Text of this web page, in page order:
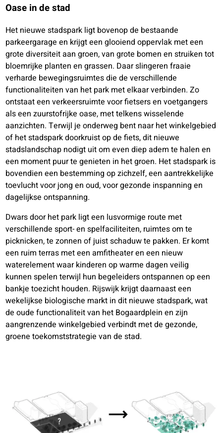
Oase in de stad
Het nieuwe stadspark ligt bovenop de bestaande
parkeergarage en krijgt een glooiend oppervlak met een
grote diversiteit aan groen, van grote bomen en struiken tot
bloemrijke planten en grassen. Daar slingeren fraaie
verharde bewegingsruimtes die de verschillende
functionaliteiten van het park met elkaar verbinden. Zo
ontstaat een verkeersruimte voor fietsers en voetgangers
als een zuurstofrijke oase, met telkens wisselende
aanzichten. Terwijl je onderweg bent naar het winkelgebied
of het stadspark doorkruist op de fiets, dit nieuwe
stadslandschap nodigt uit om even diep adem te halen en
een moment puur te genieten in het groen. Het stadspark is
bovendien een bestemming op zichzelf, een aantrekkelijke
toevlucht voor jong en oud, voor gezonde inspanning en
dagelijkse ontspanning.
Dwars door het park ligt een lusvormige route met
verschillende sport- en spelfaciliteiten, ruimtes om te
picknicken, te zonnen of juist schaduw te pakken. Er komt
een ruim terras met een amfitheater en een nieuw
waterelement waar kinderen op warme dagen veilig
kunnen spelen terwijl hun begeleiders ontspannen op een
bankje toezicht houden. Rijswijk krijgt daarnaast een
wekelijkse biologische markt in dit nieuwe stadspark, wat
de oude functionaliteit van het Bogaardplein en zijn
aangrenzende winkelgebied verbindt met de gezonde,
groene toekomststrategie van de stad.